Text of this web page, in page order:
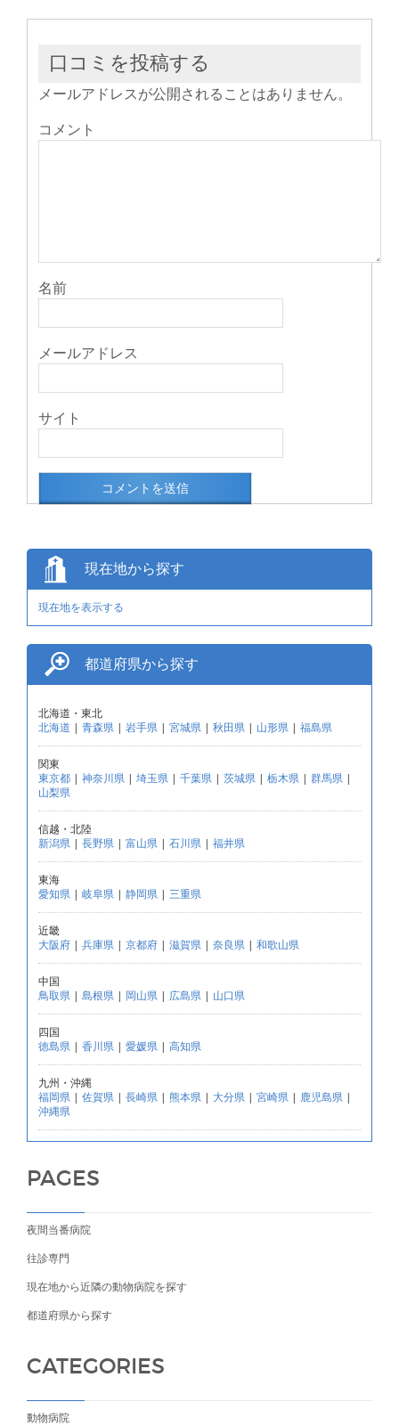
す) ィ
ウ
で
き
ま
す)
口コミを投稿する
メールアドレスが公開されることはありません。
コメント
名前
メールアドレス
サイト
現在地から探す
現在地を表示する
都道府県から探す
北海道・東北
北海道 | 青森県 | 岩手県 | 宮城県 | 秋田県 | 山形県 | 福島県
関東
東京都 | 神奈川県 | 埼玉県 | 千葉県 | 茨城県 | 栃木県 | 群馬県 |
山梨県
信越・北陸
新潟県 | 長野県 | 富山県 | 石川県 | 福井県
東海
愛知県 | 岐阜県 | 静岡県 | 三重県
近畿
大阪府 | 兵庫県 | 京都府 | 滋賀県 | 奈良県 | 和歌山県
中国
鳥取県 | 島根県 | 岡山県 | 広島県 | 山口県
四国
徳島県 | 香川県 | 愛媛県 | 高知県
九州・沖縄
福岡県 | 佐賀県 | 長崎県 | 熊本県 | 大分県 | 宮崎県 | 鹿児島県 |
沖縄県
PAGES
夜間当番病院
往診専門
現在地から近隣の動物病院を探す
都道府県から探す
CATEGORIES
動物病院